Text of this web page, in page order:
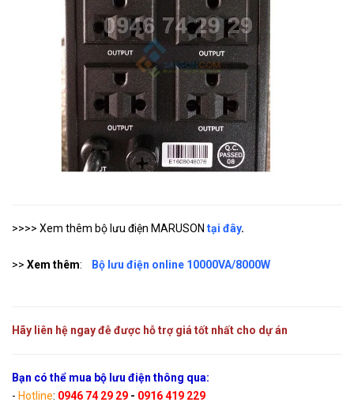
>>>> Xem thêm bộ lưu điện MARUSON tại đây.
>> Xem thêm: Bộ lưu điện online 10000VA/8000W
Hãy liên hệ ngay đễ được hỗ trợ giá tốt nhất cho dự án
Bạn có thể mua bộ lưu điện thông qua:
- Hotline: 0946 74 29 29 - 0916 419 229